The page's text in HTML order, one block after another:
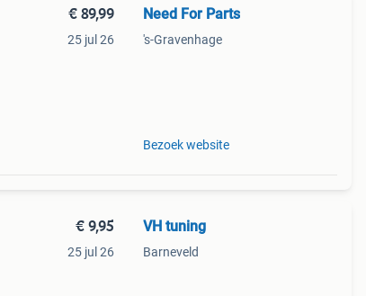
€ 89,99
25 jul 26
Need For Parts
's-Gravenhage
Bezoek website
€ 9,95
25 jul 26
VH tuning
Barneveld